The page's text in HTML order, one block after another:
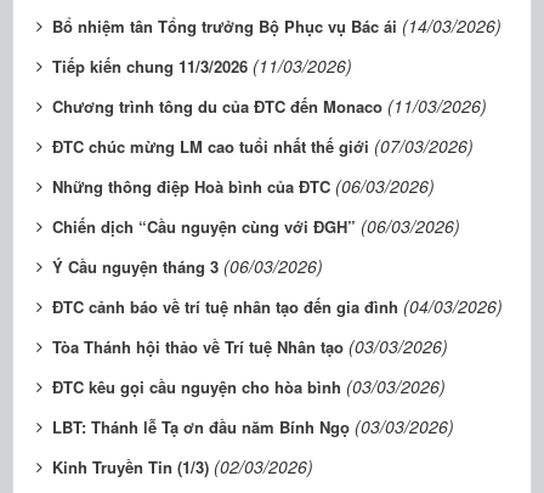
Bổ nhiệm tân Tổng trưởng Bộ Phục vụ Bác ái (14/03/2026)
Tiếp kiến chung 11/3/2026 (11/03/2026)
Chương trình tông du của ĐTC đến Monaco (11/03/2026)
ĐTC chúc mừng LM cao tuổi nhất thế giới (07/03/2026)
Những thông điệp Hoà bình của ĐTC (06/03/2026)
Chiến dịch “Cầu nguyện cùng với ĐGH” (06/03/2026)
Ý Cầu nguyện tháng 3 (06/03/2026)
ĐTC cảnh báo về trí tuệ nhân tạo đến gia đình (04/03/2026)
Tòa Thánh hội thảo về Trí tuệ Nhân tạo (03/03/2026)
ĐTC kêu gọi cầu nguyện cho hòa bình (03/03/2026)
LBT: Thánh lễ Tạ ơn đầu năm Bính Ngọ (03/03/2026)
Kinh Truyền Tin (1/3) (02/03/2026)